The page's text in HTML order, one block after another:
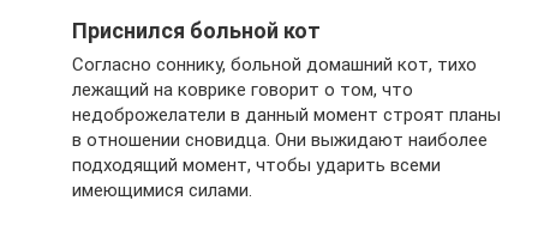
Приснился больной кот
Согласно соннику, больной домашний кот, тихо
лежащий на коврике говорит о том, что
недоброжелатели в данный момент строят планы
в отношении сновидца. Они выжидают наиболее
подходящий момент, чтобы ударить всеми
имеющимися силами.